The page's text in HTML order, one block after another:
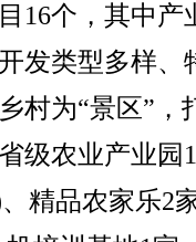
16个，其中产
发类型多样、
村为“景区”，
级农业产业园
精品农家乐2